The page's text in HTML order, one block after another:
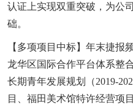
认证上实现双重突破，为公
础。
【多项项目中标】年末捷报
龙华区国际合作平台体系整
长期青年发展规划（2019-
目、福田美术馆特许经营项